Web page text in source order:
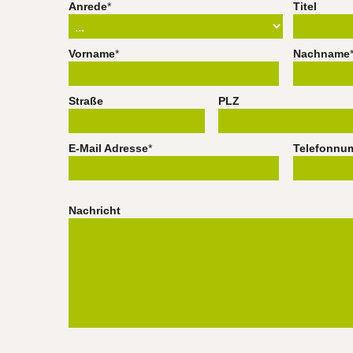
Anrede* Titel
Vorname* Nachname*
Straße PLZ
E-Mail Adresse*
Nachricht